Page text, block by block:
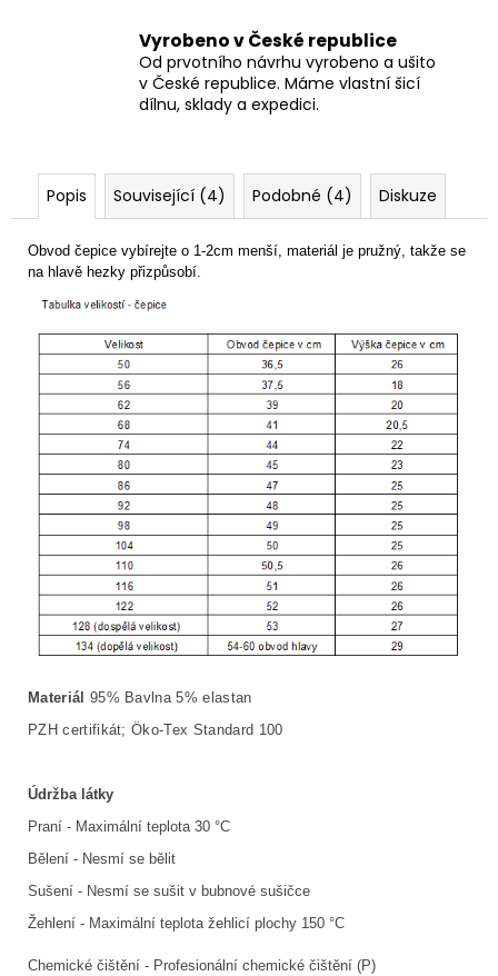
Vyrobeno v České republice
Od prvotního návrhu vyrobeno a ušito
v České republice. Máme vlastní šicí
dílnu, sklady a expedici.
Popis Související (4) Podobné (4) Diskuze
Obvod čepice vybírejte o 1-2cm menší, materiál je pružný, takže se
na hlavě hezky přizpůsobí.
Materiál 95% Bavlna 5% elastan
PZH certifikát; Öko-Tex Standard 100
Údržba látky
Praní - Maximální teplota 30 °C
Bělení - Nesmí se bělit
Sušení - Nesmí se sušit v bubnové sušičce
Žehlení - Maximální teplota žehlicí plochy 150 °C
Chemické čištění - Profesionální chemické čištění (P)